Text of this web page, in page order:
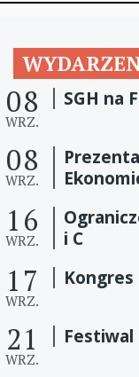
08
WRZ.
SGH na
08
WRZ.
16
WRZ.
i C
17
WRZ.
21
WRZ.
Festiwal